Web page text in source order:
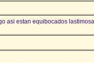
asi estan equibocados